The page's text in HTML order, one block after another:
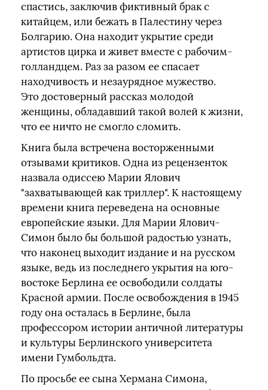
спастись, заключив фиктивный брак с
китайцем, или бежать в Палестину через
Болгарию. Она находит укрытие среди
артистов цирка и живет вместе с рабочим-
голландцем. Раз за разом ее спасает
находчивость и незаурядное мужество.
Это достоверный рассказ молодой
женщины, обладавший такой волей к жизни,
что ее ничто не смогло сломить.
Книга была встречена восторженными
отзывами критиков. Одна из рецензенток
назвала одиссею Марии Ялович
"захватывающей как триллер". К настоящему
времени книга переведена на основные
европейские языки. Для Марии Ялович-
Симон было бы большой радостью узнать,
что наконец выходит издание и на русском
языке, ведь из последнего укрытия на юго-
востоке Берлина ее освободили солдаты
Красной армии. После освобождения в 1945
году она осталась в Берлине, была
профессором истории античной литературы
и культуры Берлинского университета
имени Гумбольдта.
По просьбе ее сына Xермана Симона,